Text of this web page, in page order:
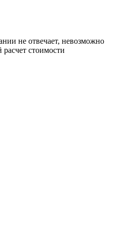
не отвечает, невозможно
расчет стоимости